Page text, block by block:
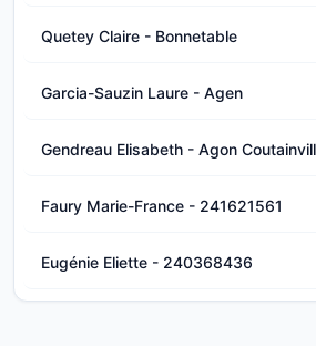
Quetey Claire - Bonnetable
Garcia-Sauzin Laure - Agen
Gendreau Elisabeth - Agon
Faury Marie-France - 241621561
Eugénie Eliette - 240368436